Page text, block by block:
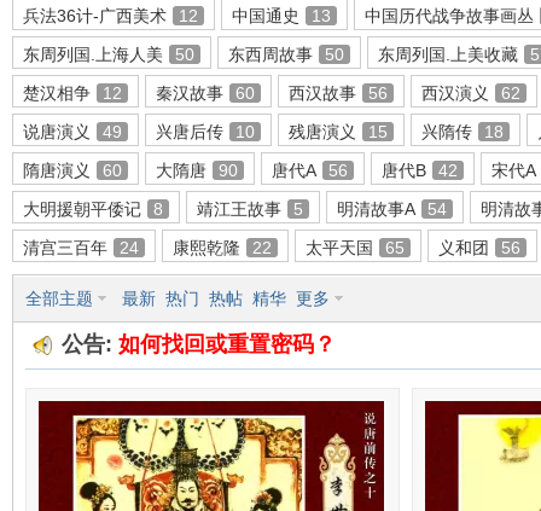
环
兵法36计-广西美术
12 中国通史 13
中国历代战争故事画丛
东周列国.上海人美
50 东西周故事 50 东周列国.上美收藏
楚汉相争
12 秦汉故事 60 西汉故事 56 西汉演义
62
说唐演义
49 兴唐后传 10 残唐演义 15 兴隋传 18
隋唐演义
60 大隋唐 90 唐代A 56 唐代B 42
宋代A
大明援朝平倭记
8 靖江王故事 5 明清故事A 54
明清故
清宫三百年
24 康熙乾隆 22 太平天国 65 义和团 56
全部主题 最新 热门 热帖 精华 更多
公告: 如何找回或重置密码？